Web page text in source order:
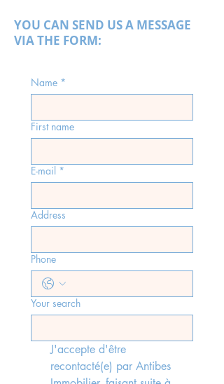
YOU CAN SEND US A MESSAGE
VIA THE FORM:
Name *
First name
E-mail *
Address
Phone
Your search
J'accepte d'être
recontacté(e) par Antibes